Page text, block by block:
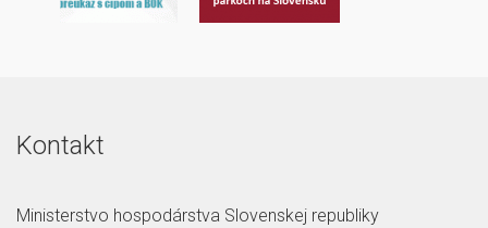
Kontakt
Ministerstvo hospodárstva Slovenskej republiky